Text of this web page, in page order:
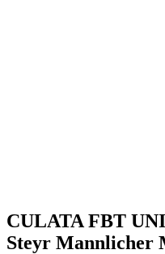
CULATA FBT
Steyr Mannlicher